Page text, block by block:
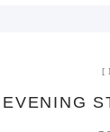
EVENING